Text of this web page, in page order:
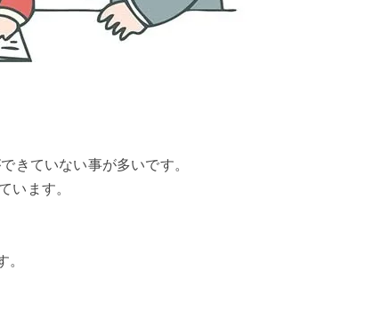
きていない事が多いです。
います。